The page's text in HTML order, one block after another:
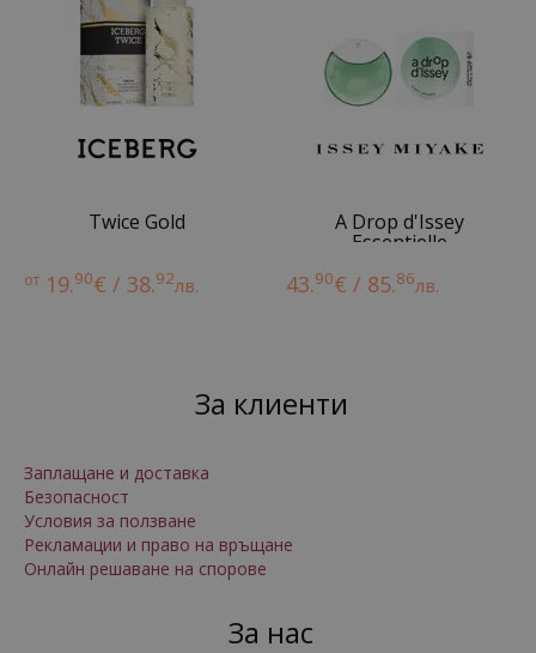
Twice Gold
от 19.90€ / 38.92лв.
A Drop d'Issey
Essentielle
43.90€ / 85.86лв.
За клиенти
Заплащане и доставка
Безопасност
Условия за ползване
Рекламации и право на връщане
Онлайн решаване на спорове
За нас